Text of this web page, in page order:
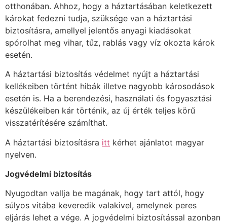
otthonában. Ahhoz, hogy a háztartásában keletkezett
károkat fedezni tudja, szüksége van a háztartási
biztosításra, amellyel jelentős anyagi kiadásokat
spórolhat meg vihar, tűz, rablás vagy víz okozta károk
esetén.
A háztartási biztosítás védelmet nyújt a háztartási
kellékeiben történt hibák illetve nagyobb károsodások
esetén is. Ha a berendezési, használati és fogyasztási
készülékeiben kár történik, az új érték teljes körű
visszatérítésére számíthat.
A háztartási biztosításra itt kérhet ajánlatot magyar
nyelven.
Jogvédelmi biztosítás
Nyugodtan vallja be magának, hogy tart attól, hogy
súlyos vitába keveredik valakivel, amelynek peres
eljárás lehet a vége. A jogvédelmi biztosítással azonban